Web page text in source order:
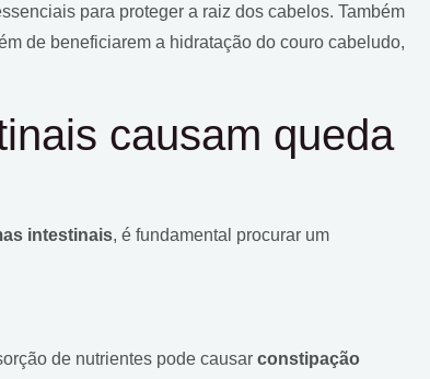
para proteger a raiz dos cabelos. Também
de beneficiarem a hidratação do couro cabeludo,
causam queda
intestinais, é fundamental procurar um
de nutrientes pode causar constipação